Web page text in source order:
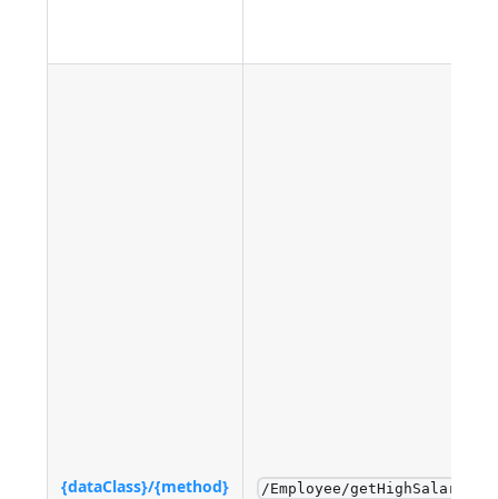
{dataClass}/{method} /Employee/getHighSalaries